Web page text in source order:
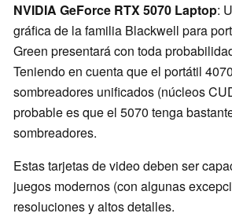
NVIDIA GeForce RTX 5070 Laptop:
gráfica de la familia Blackwell para
Green presentará con toda
Teniendo en cuenta que el portátil
sombreadores unificados (núcleos
probable es que el 5070 tenga
sombreadores.
Estas tarjetas de video deben ser
juegos modernos (con algunas
resoluciones y altos detalles.